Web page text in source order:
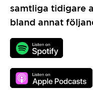
samtliga tidigare
bland annat